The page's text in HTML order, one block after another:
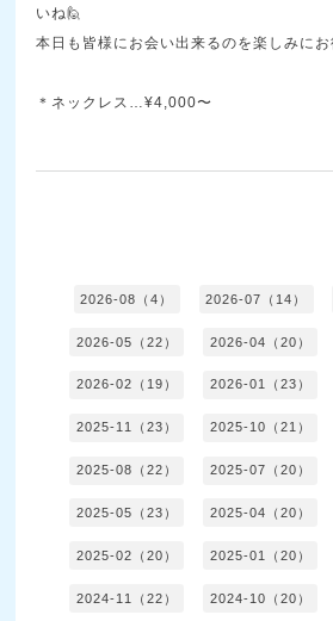
いね🙋
本日も皆様にお会い出来るのを楽しみに
＊ネックレス…¥4,000〜
2026-08（4） 2026-07（14）
2026-05（22） 2026-04（20）
2026-02（19） 2026-01（23）
2025-11（23） 2025-10（21）
2025-08（22） 2025-07（20）
2025-05（23） 2025-04（20）
2025-02（20） 2025-01（20）
2024-11（22） 2024-10（20）